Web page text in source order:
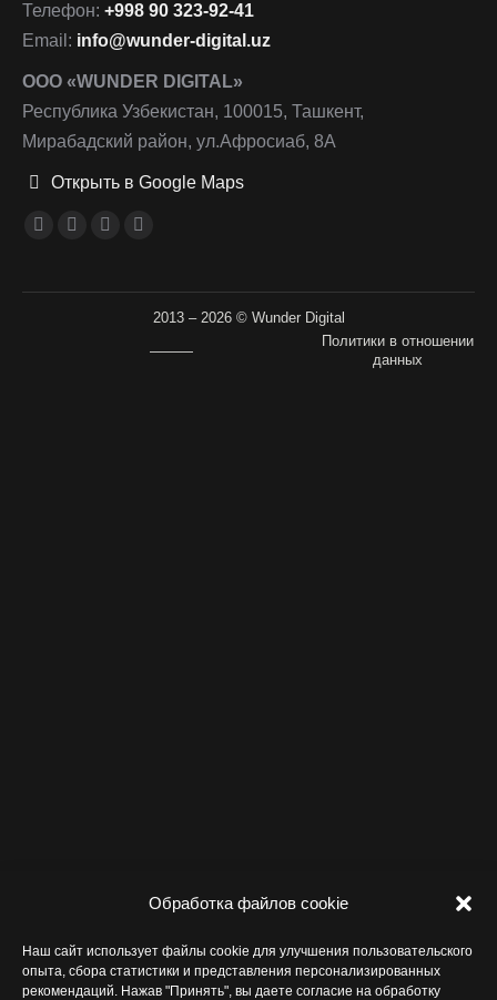
Обработка файлов cookie
Наш сайт использует файлы cookie для улучшения пользовательского
опыта, сбора статистики и представления персонализированных
рекомендаций. Нажав "Принять", вы даете согласие на обработку
Телефон: +998 90 323-92-41
Email: info@wunder-digital.uz
ООО «WUNDER DIGITAL»
Республика Узбекистан, 100015, Ташкент,
Мирабадский район, ул.Афросиаб, 8А
Открыть в Google Maps
Ищите нас:
открывается
открывается
открывается
новом
открывается
новом
2013 – 2026 © Wunder Digital
———
Политики в отношении
данных